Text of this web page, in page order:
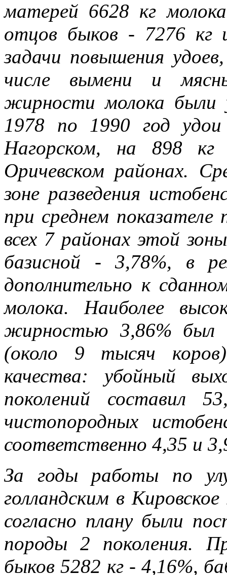
матерей 6628 кг
отцов быков - 7276 кг
задачи повышения
числе вымени и
жирности молока были
1978 по 1990 год
Нагорском, на 898
Оричевском районах.
зоне разведения
при среднем
всех 7 районах этой
базисной - 3,78%, в
дополнительно к
молока. Наиболее
жирностью 3,86% был
(около 9 тысяч
качества: убойный
поколений составил
чистопородных
соответственно 4,35 и
За годы работы по
голландским в
согласно плану были
породы 2 поколения.
быков 5282 кг - 4,16%,